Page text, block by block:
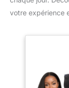
votre expérience